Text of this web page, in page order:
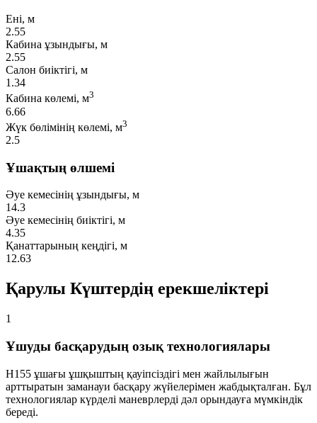
Ені, м
2.55
Кабина ұзындығы, м
2.55
Салон биіктігі, м
1.34
Кабина көлемі, м3
6.66
Жүк бөлімінің көлемі, м3
2.5
Ұшақтың өлшемі
Әуе кемесінің ұзындығы, м
14.3
Әуе кемесінің биіктігі, м
4.35
Қанаттарының кеңдігі, м
12.63
Қарулы Күштердің ерекшеліктері
1
Ұшуды басқарудың озық технологиялары
H155 ұшағы ұшқыштың қауіпсіздігі мен жайлылығын
арттыратын заманауи басқару жүйелерімен жабдықталған. Бұл
технологиялар күрделі маневрлерді дәл орындауға мүмкіндік
береді.